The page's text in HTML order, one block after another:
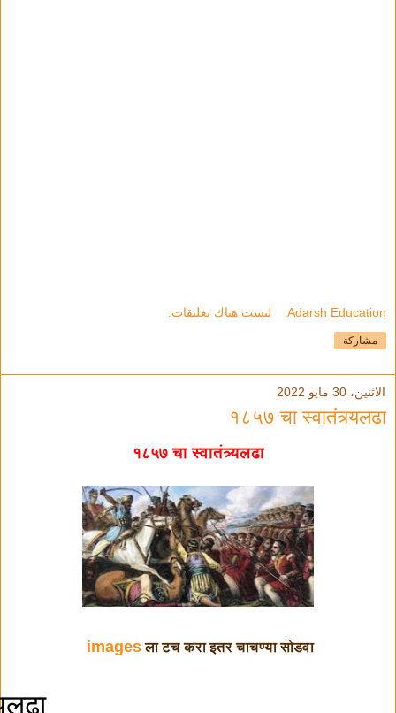
Adarsh Education ليست هناك تعليقات:
مشاركة
الاثنين، 30 مايو 2022
१८५७ चा स्वातंत्र्यलढा
१८५७ चा स्वातंत्र्यलढा
imagesला टच करा इतर चाचण्या सोडवा